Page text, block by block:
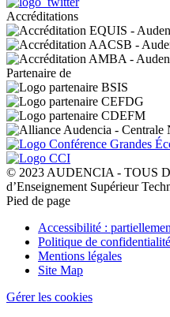
Accréditations
Partenaire de
© 2023 AUDENCIA - TOUS
d’Enseignement Supérieur
Pied de page
Accessibilité :
Politique de confidentialité
Mentions légales
Site Map
Gérer les cookies